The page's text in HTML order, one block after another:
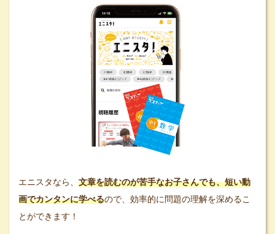
エニスタなら、 文章を読むのが苦手なお子さんでも、短い動
画でカンタンに学べるので、効率的に問題の理解を深めるこ
とができます！